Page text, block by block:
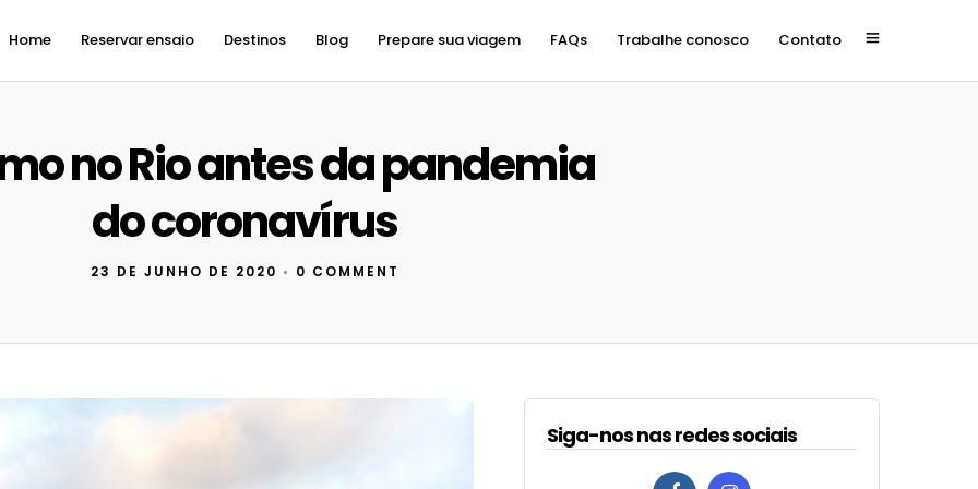
Home Reservar ensaio Destinos Blog Prepare sua viagem FAQs Trabalhe conosco Contato
no Rio antes da pandemia
do coronavírus
23 DE JUNHO DE 2020 • 0 COMMENT
Siga-nos nas redes sociais